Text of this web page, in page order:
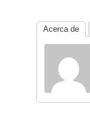
Acerca de